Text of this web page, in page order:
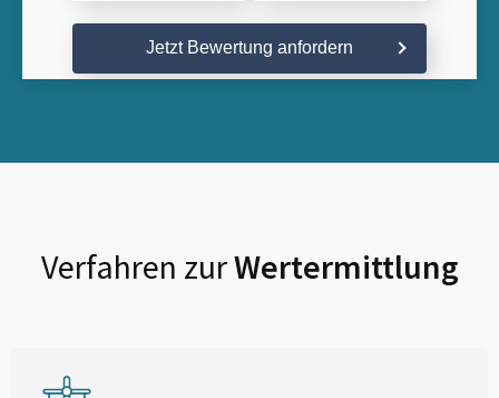
Jetzt Bewertung anfordern
Verfahren zurWertermittlung